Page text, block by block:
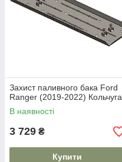
Захист паливного бака Ford
Ranger (2019-2022) Кольчуга
В наявності
3 729 ₴
Купити